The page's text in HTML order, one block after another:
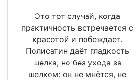
Это тот случай, когда
практичность встречается с
красотой и побеждает.
Полисатин даёт гладкость
шелка, но без ухода за
шелком: он не мнётся, не